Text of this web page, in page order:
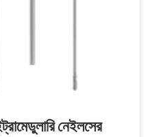
নেইলসের